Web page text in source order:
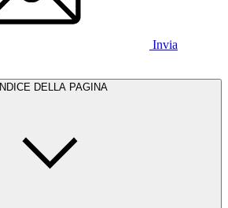
Invia
INDICE DELLA PAGINA